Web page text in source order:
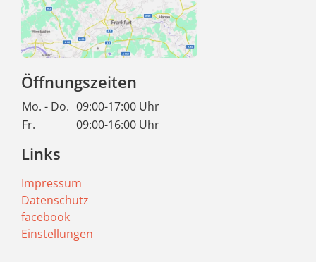
Öffnungszeiten
Mo. - Do. 09:00-17:00 Uhr
Fr.
09:00-16:00 Uhr
Links
Impressum
Datenschutz
facebook
Einstellungen